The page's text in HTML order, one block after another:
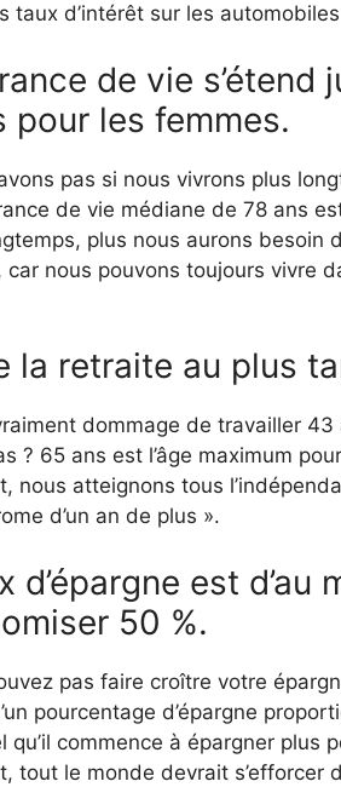
taux d’intérêt sur les
de vie
pour les femmes.
pas si nous vivrons plus
de vie médiane de 78 ans
plus nous aurons besoin
car nous pouvons toujours vivre
la retraite au plus
dommage de travailler 43
? 65 ans est l’âge maximum
nous atteignons tous
d’un an de plus ».
d’épargne est
50 %.
pas faire croître votre
pourcentage d’épargne
qu’il commence à épargner plus
tout le monde devrait s’efforcer